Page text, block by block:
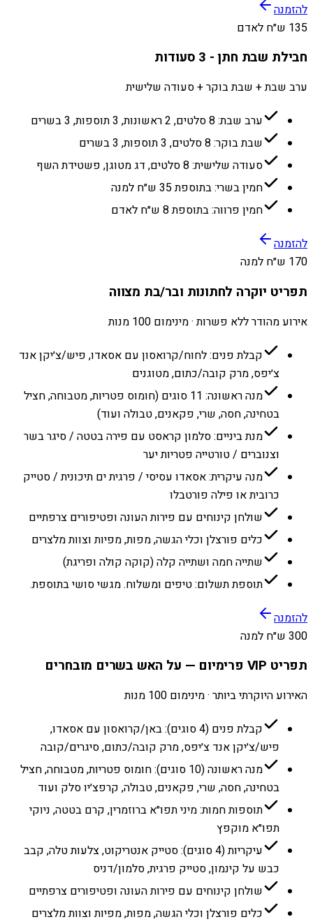
להזמנה
135 ש״ח לאדם
חבילת שבת חתן - 3 סעודות
ערב שבת + שבת בוקר + סעודה שלישית
ערב שבת: 8 סלטים, 2 ראשונות, 3 תוספות, 3 בשרים
שבת בוקר: 8 סלטים, 3 תוספות, 3 בשרים
סעודה שלישית: 8 סלטים, דג מטוגן, פשטידת השף
חמין בשרי: בתוספת 35 ש״ח למנה
חמין פרווה: בתוספת 8 ש״ח לאדם
להזמנה
170 ש״ח למנה
תפריט יוקרה לחתונות ובר/בת מצווה
אירוע מהודר ללא פשרות · מינימום 100 מנות
קבלת פנים: לחוח/קרואסון עם אסאדו, פיש/צ׳יקן אנד
צ׳יפס, מרק קובה/כתום, מטוגנים
מנה ראשונה: 11 סוגים (חומוס פטריות, מטבוחה, חציל
בטחינה, חסה, שרי, פקאנים, טבולה ועוד)
מנת ביניים: סלמון קראסט עם פירה בטטה / סיגר בשר
וצנוברים / טורטייה פטריות יער
מנה עיקרית: אסאדו עסיסי / פרגית ים תיכונית / סטייק
כרובית או פילה פורטבלו
שולחן קינוחים עם פירות העונה ופטיפורים צרפתיים
כלים פורצלן וכלי הגשה, מפות, מפיות וצוות מלצרים
שתייה חמה ושתייה קלה (קוקה קולה ופריגת)
תוספת תשלום: טיפים ומשלוח. מגשי סושי בתוספת.
להזמנה
300 ש״ח למנה
תפריט VIP פרימיום — על האש בשרים מובחרים
האירוע היוקרתי ביותר · מינימום 100 מנות
קבלת פנים (4 סוגים): באן/קרואסון עם אסאדו,
פיש/צ׳יקן אנד צ׳יפס, מרק קובה/כתום, סיגרים/קובה
מנה ראשונה (10 סוגים): חומוס פטריות, מטבוחה, חציל
בטחינה, חסה, שרי, פקאנים, טבולה, קרפצ׳יו סלק ועוד
תוספות חמות: מיני תפו״א ברוזמרין, קרם בטטה, ניוקי
תפו״א מוקפץ
עיקריות (4 סוגים): סטייק אנטריקוט, צלעות טלה, קבב
כבש על קינמון, סטייק פרגית, סלמון/דניס
שולחן קינוחים עם פירות העונה ופטיפורים צרפתיים
כלים פורצלן וכלי הגשה, מפות, מפיות וצוות מלצרים